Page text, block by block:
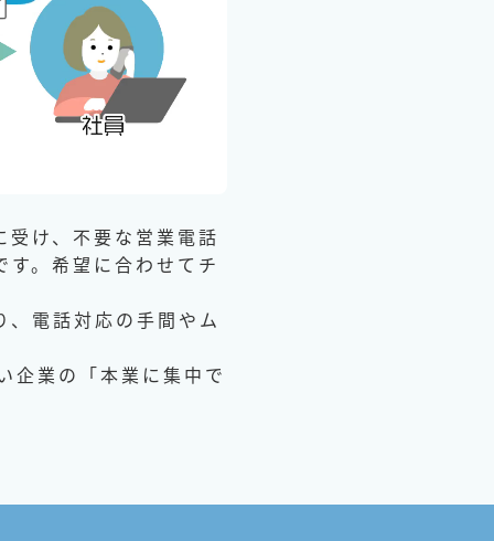
け、不要な営業電話
。希望に合わせてチ
電話対応の手間やム
企業の「本業に集中で